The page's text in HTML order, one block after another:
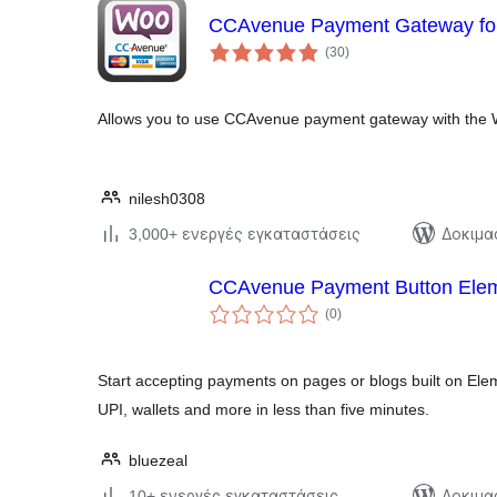
CCAvenue Payment Gateway
(30αξιολογήσεις
σύνολο
)
Allows you to use CCAvenue payment gateway with the
nilesh0308
3,000+ ενεργές εγκαταστάσεις
CCAvenue Payment Button
(0αξιολογήσεις
σύνολο
)
Start accepting payments on pages or blogs built on
UPI, wallets and more in less than five minutes.
bluezeal